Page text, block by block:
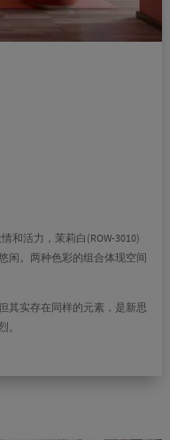
和活力，茉莉白(ROW-3010)
闲。两种色彩的组合体现空间
其实存在同样的元素，是新思
。